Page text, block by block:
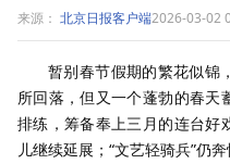
来源： 北京日报客户端2026-03-02
暂别春节假期的繁花似锦
所回落，但又一个蓬勃的春天
排练，筹备奉上三月的连台好
儿继续延展；“文艺轻骑兵”仍